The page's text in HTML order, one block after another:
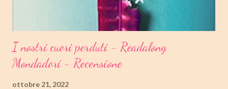
I nostri cuori perduti - Readalong
Mondadori - Recensione
ottobre 21, 2022